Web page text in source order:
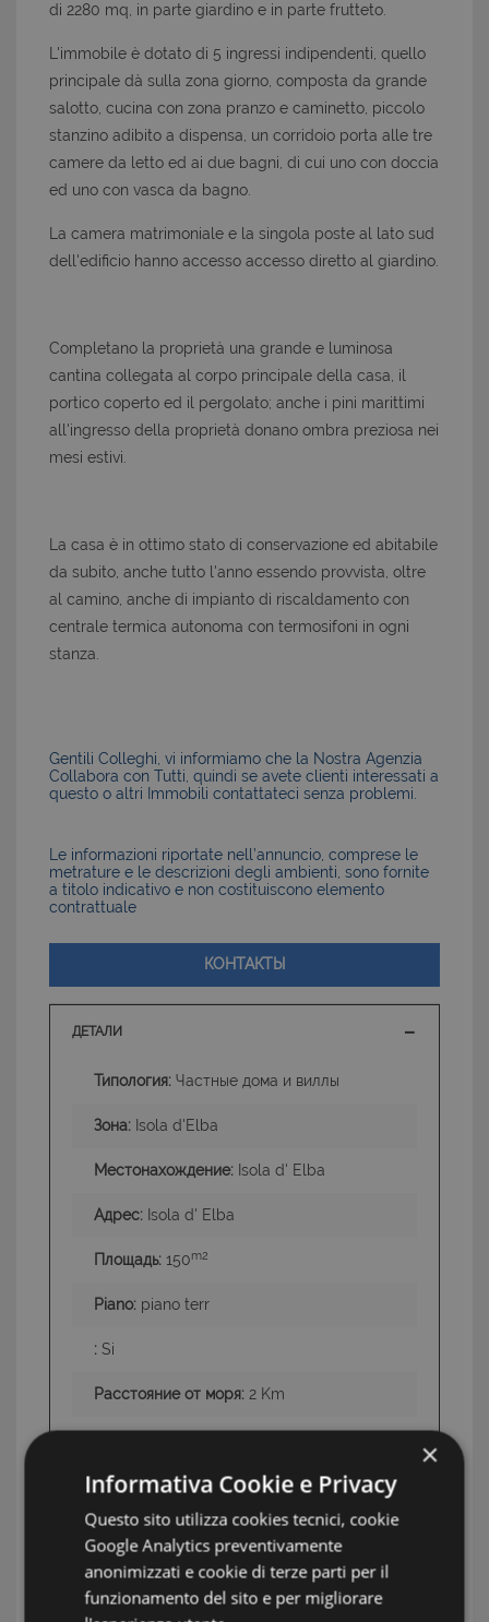
di 2280 mq, in parte giardino e in parte frutteto.
L'immobile è dotato di 5 ingressi indipendenti, quello
principale dà sulla zona giorno, composta da grande
salotto, cucina con zona pranzo e caminetto, piccolo
stanzino adibito a dispensa, un corridoio porta alle tre
camere da letto ed ai due bagni, di cui uno con doccia
ed uno con vasca da bagno.
La camera matrimoniale e la singola poste al lato sud
dell'edificio hanno accesso accesso diretto al giardino.
Completano la proprietà una grande e luminosa
cantina collegata al corpo principale della casa, il
portico coperto ed il pergolato; anche i pini marittimi
all'ingresso della proprietà donano ombra preziosa nei
mesi estivi.
La casa è in ottimo stato di conservazione ed abitabile
da subito, anche tutto l'anno essendo provvista, oltre
al camino, anche di impianto di riscaldamento con
centrale termica autonoma con termosifoni in ogni
stanza.
Gentili Colleghi, vi informiamo che la Nostra Agenzia
Collabora con Tutti, quindi se avete clienti interessati a
questo o altri Immobili contattateci senza problemi.
Le informazioni riportate nell’annuncio, comprese le
metrature e le descrizioni degli ambienti, sono fornite
a titolo indicativo e non costituiscono elemento
contrattuale
КОНТАКТЫ
ДЕТАЛИ
Типология: Частные дома и виллы
Зона: Isola d'Elba
Местонахождение: Isola d' Elba
Адрес: Isola d' Elba
Площадь: 150m2
Piano: piano terr
: Si
Расстояние от моря: 2 Km
:3
Swimming Pool:No
:Si
Земля:2250 mq
×
Informativa Cookie e Privacy
Questo sito utilizza cookies tecnici, cookie
Google Analytics preventivamente
anonimizzati e cookie di terze parti per il
funzionamento del sito e per migliorare